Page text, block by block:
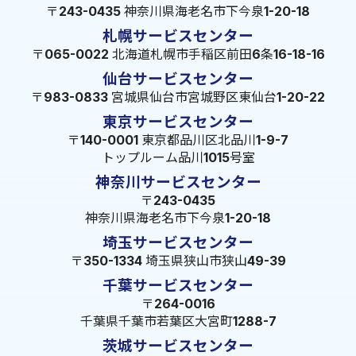
〒243-0435 神奈川県海老名市下今泉1-20-18
札幌サービスセンター
〒065-0022 北海道札幌市手稲区前田6条16-18-16
仙台サービスセンター
〒983-0833 宮城県仙台市宮城野区東仙台1-20-22
東京サービスセンター
〒140-0001 東京都品川区北品川1-9-7
トップルーム品川1015号室
神奈川サービスセンター
〒243-0435
神奈川県海老名市下今泉1-20-18
埼玉サービスセンター
〒350-1334 埼玉県狭山市狭山49-39
千葉サービスセンター
〒264-0016
千葉県千葉市若葉区大宮町1288-7
茨城サービスセンター